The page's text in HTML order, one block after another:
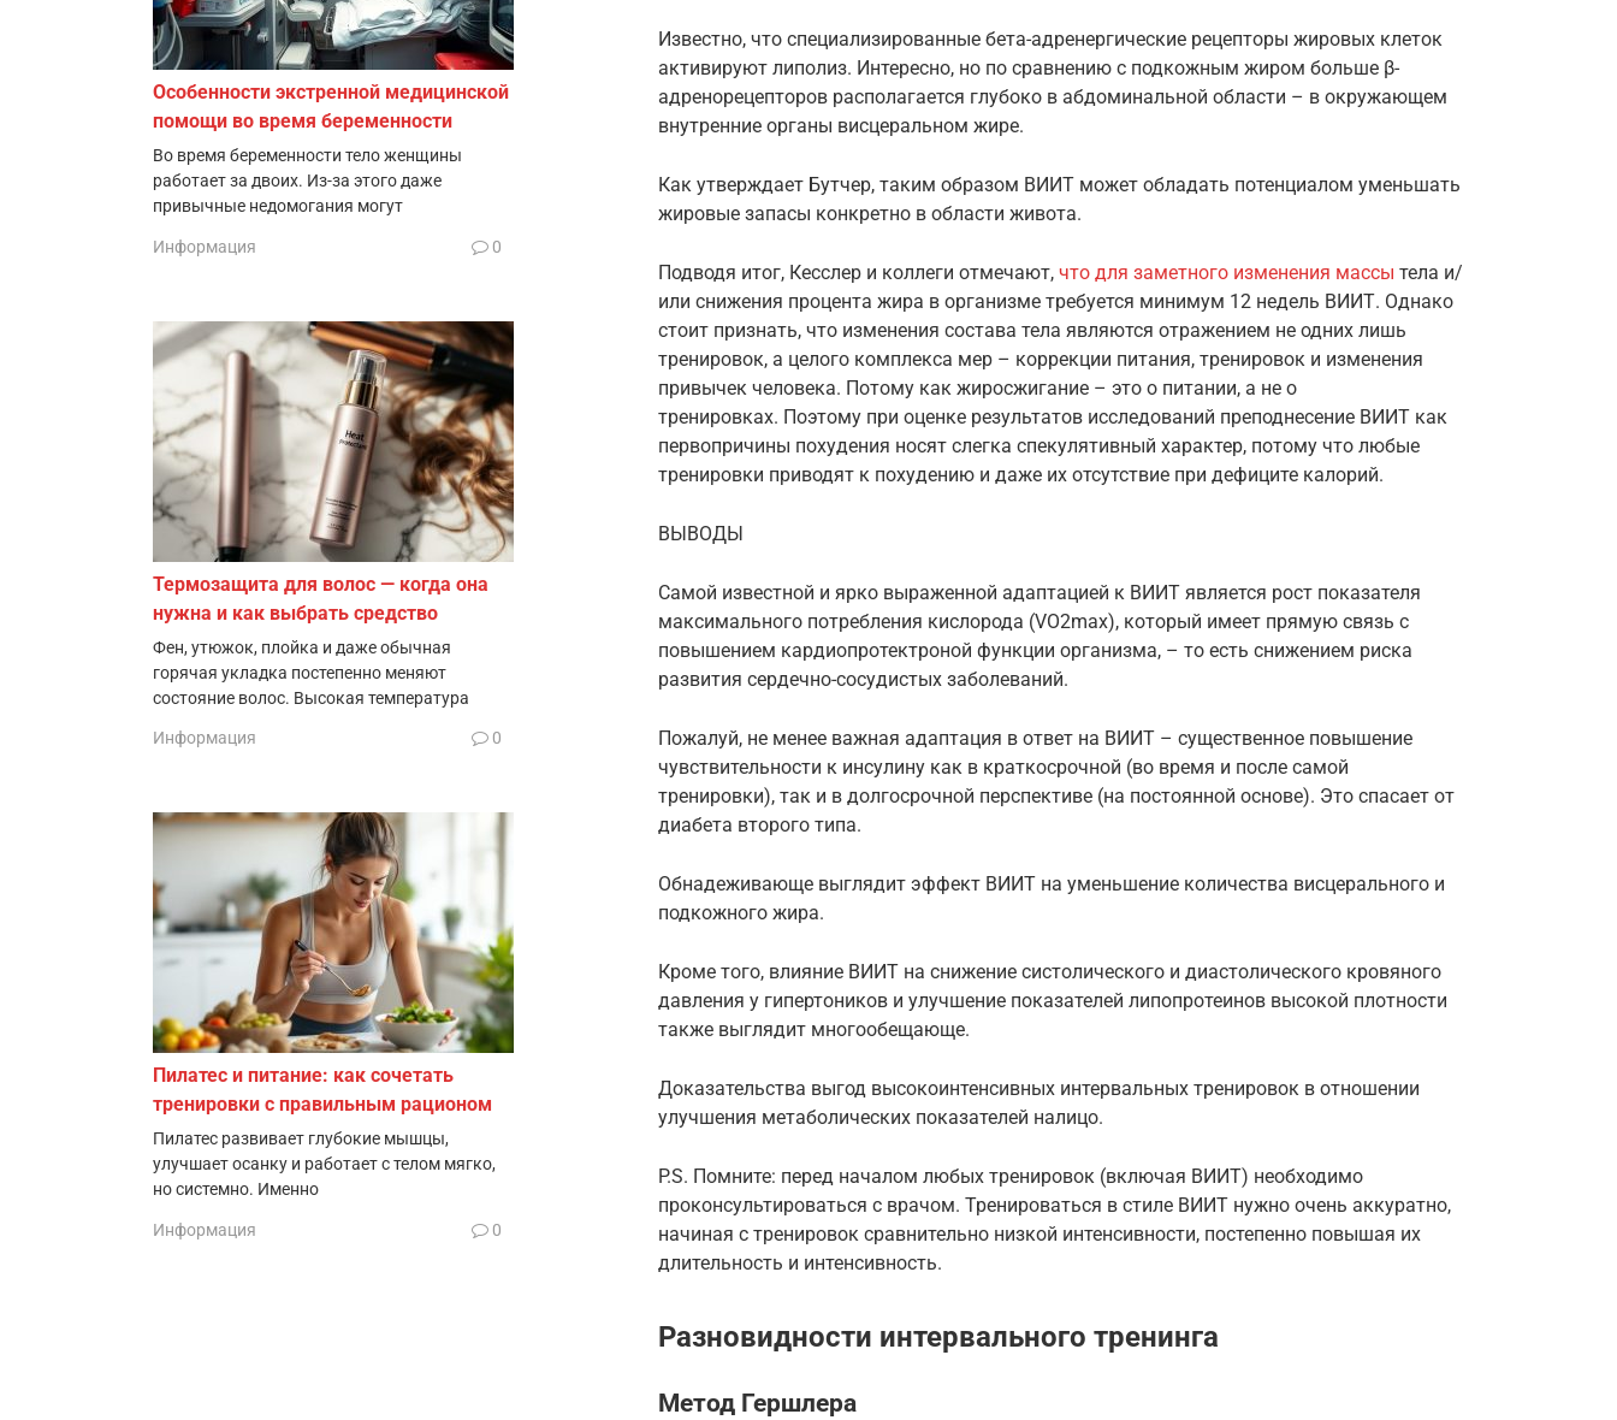
Известно, что специализированные бета-адренергические рецепторы жировых клеток
активируют липолиз. Интересно, но по сравнению с подкожным жиром больше β-
адренорецепторов располагается глубоко в абдоминальной области – в окружающем
внутренние органы висцеральном жире.
Как утверждает Бутчер, таким образом ВИИТ может обладать потенциалом уменьшать
жировые запасы конкретно в области живота.
Подводя итог, Кесслер и коллеги отмечают, что для заметного изменения массы тела и/
или снижения процента жира в организме требуется минимум 12 недель ВИИТ. Однако
стоит признать, что изменения состава тела являются отражением не одних лишь
тренировок, а целого комплекса мер – коррекции питания, тренировок и изменения
привычек человека. Потому как жиросжигание – это о питании, а не о
тренировках. Поэтому при оценке результатов исследований преподнесение ВИИТ как
первопричины похудения носят слегка спекулятивный характер, потому что любые
тренировки приводят к похудению и даже их отсутствие при дефиците калорий.
ВЫВОДЫ
Самой известной и ярко выраженной адаптацией к ВИИТ является рост показателя
максимального потребления кислорода (VO2max), который имеет прямую связь с
повышением кардиопротектроной функции организма, – то есть снижением риска
развития сердечно-сосудистых заболеваний.
Пожалуй, не менее важная адаптация в ответ на ВИИТ – существенное повышение
чувствительности к инсулину как в краткосрочной (во время и после самой
тренировки), так и в долгосрочной перспективе (на постоянной основе). Это спасает от
диабета второго типа.
Обнадеживающе выглядит эффект ВИИТ на уменьшение количества висцерального и
подкожного жира.
Кроме того, влияние ВИИТ на снижение систолического и диастолического кровяного
давления у гипертоников и улучшение показателей липопротеинов высокой плотности
также выглядит многообещающе.
Доказательства выгод высокоинтенсивных интервальных тренировок в отношении
улучшения метаболических показателей налицо.
P.S. Помните: перед началом любых тренировок (включая ВИИТ) необходимо
проконсультироваться с врачом. Тренироваться в стиле ВИИТ нужно очень аккуратно,
начиная с тренировок сравнительно низкой интенсивности, постепенно повышая их
длительность и интенсивность.
Разновидности интервального тренинга
Метод Гершлера
Особенности экстренной медицинской
помощи во время беременности
Во время беременности тело женщины
работает за двоих. Из-за этого даже
привычные недомогания могут
Информация 0
Термозащита для волос — когда она
нужна и как выбрать средство
Фен, утюжок, плойка и даже обычная
горячая укладка постепенно меняют
состояние волос. Высокая температура
Информация 0
Пилатес и питание: как сочетать
тренировки с правильным рационом
Пилатес развивает глубокие мышцы,
улучшает осанку и работает с телом мягко,
но системно. Именно
Информация 0